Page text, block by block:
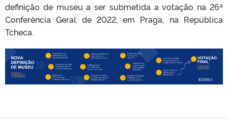
definição de museu a ser submetida a votação na 26ª
Conferência Geral de 2022, em Praga, na República
Tcheca.